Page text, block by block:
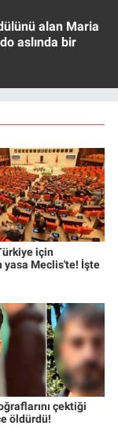
alan Maria
aslında bir
için
yasa Meclis'te! İşte
çektiği
öldürdü!